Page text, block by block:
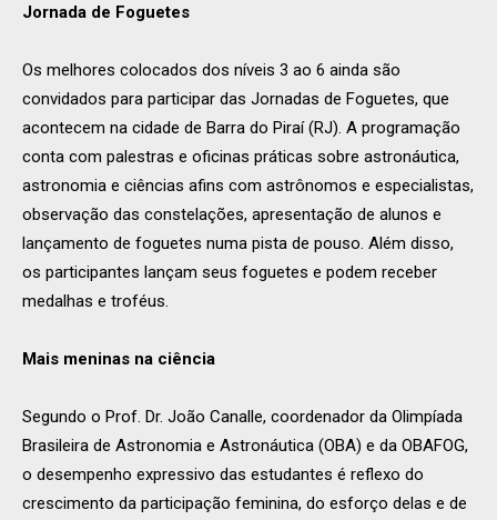
Jornada de Foguetes
Os melhores colocados dos níveis 3 ao 6 ainda são
convidados para participar das Jornadas de Foguetes, que
acontecem na cidade de Barra do Piraí (RJ). A programação
conta com palestras e oficinas práticas sobre astronáutica,
astronomia e ciências afins com astrônomos e especialistas,
observação das constelações, apresentação de alunos e
lançamento de foguetes numa pista de pouso. Além disso,
os participantes lançam seus foguetes e podem receber
medalhas e troféus.
Mais meninas na ciência
Segundo o Prof. Dr. João Canalle, coordenador da Olimpíada
Brasileira de Astronomia e Astronáutica (OBA) e da OBAFOG,
o desempenho expressivo das estudantes é reflexo do
crescimento da participação feminina, do esforço delas e de